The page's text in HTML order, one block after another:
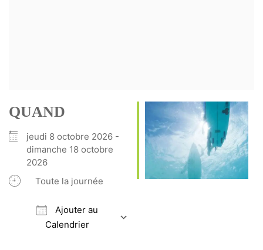
QUAND
jeudi 8 octobre 2026 -
dimanche 18 octobre
2026
Toute la journée
Ajouter au
Calendrier